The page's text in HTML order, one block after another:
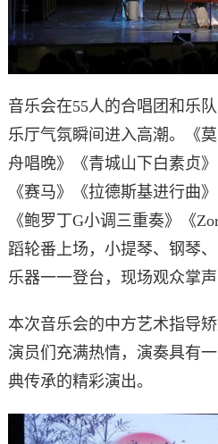
音乐会在55人的合唱团和乐
乐厅气氛瞬间进入高潮。《
舟唱晚》《青城山下白素贞
《赛马》《拉德斯基进行曲
《鲍罗丁G小调三重奏》《
蹈轮番上场，小提琴、钢琴
乐器一一登台，现场观众掌
本次音乐会的中方艺术指导
演员们充满热情，演奏具有
典传承的精彩演出。